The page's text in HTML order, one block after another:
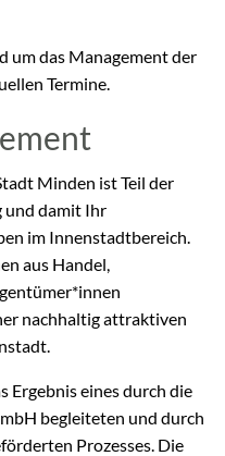
um das Management der
Termine.
Minden ist Teil der
und damit Ihr
im Innenstadtbereich.
aus Handel,
nachhaltig attraktiven
Ergebnis eines durch die
begleiteten und durch
Prozesses. Die